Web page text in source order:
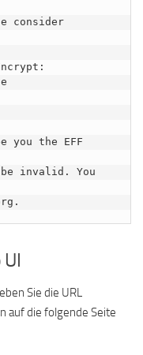
Sie die URL
auf die folgende Seite